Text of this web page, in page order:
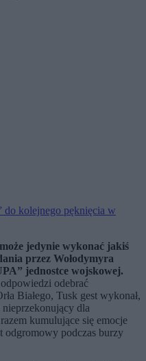
do kolejnego pęknięcia w
jedynie wykonać jakiś
przez Wołodymyra
jednostce wojskowej.
odebrać
Białego, Tusk gest wykonał,
dla
kumulujące się emocje
odgromowy podczas burzy